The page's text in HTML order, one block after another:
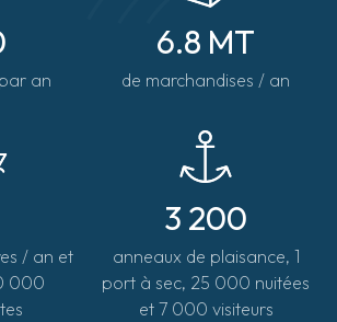
an
6.8 MT
de marchandises / an
/ an et
000
3 200
anneaux de plaisance, 1
port à sec, 25 000 nuitées
et 7 000 visiteurs